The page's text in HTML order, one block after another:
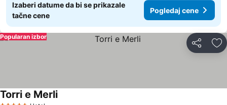
Izaberi datume da bi se prikazale
tačne cene
Pogledaj cene
Deli
Popularan izbor
Torri e MerliPogledaj cene